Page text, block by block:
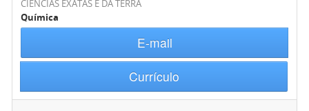
CIÊNCIAS EXATAS E DA TERRA
Química
E-mail
Currículo